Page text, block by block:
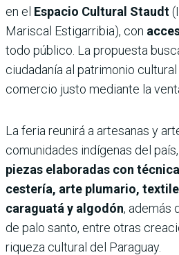
en el Espacio Cultural Staudt
Mariscal Estigarribia), con
todo público. La propuesta
ciudadanía al patrimonio
comercio justo mediante la
La feria reunirá a artesanas y
comunidades indígenas del
piezas elaboradas con
cestería, arte plumario,
caraguatá y algodón, además
de palo santo, entre otras
riqueza cultural del Paraguay.